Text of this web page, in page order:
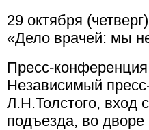
29 октября
«Дело врачей: мы
Пресс-
Независимый
Л.Н.Толстого, вход
подъезда, во дворе